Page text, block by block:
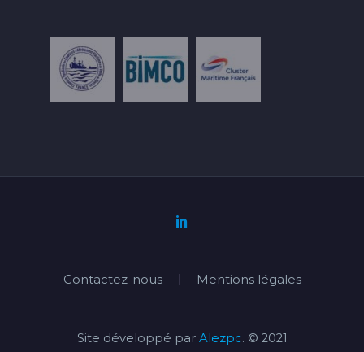
Contactez-nous Mentions légales
Site développé par Alezpc. © 2021